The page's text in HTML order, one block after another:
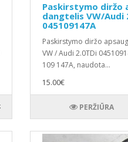
Paskirstymo diržo
dangtelis VW/Audi
045109147A
Paskirstymo diržo
VW / Audi 2.0TDi
109 147A, naudota...
15.00€
PERŽIŪRA